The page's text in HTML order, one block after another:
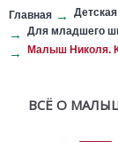
Главная
Для младшего
Малыш Николя.
ВСЁ О